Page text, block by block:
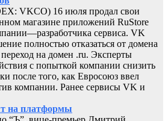
VKCO) 16 июля продал свои
магазине приложений RuStore
сервиса. VK
полностью отказаться от домена
на домен .ru. Эксперты
с попыткой компании снизить
после того, как Евросоюз ввел
компании. Ранее сервисы VK и
на платформы